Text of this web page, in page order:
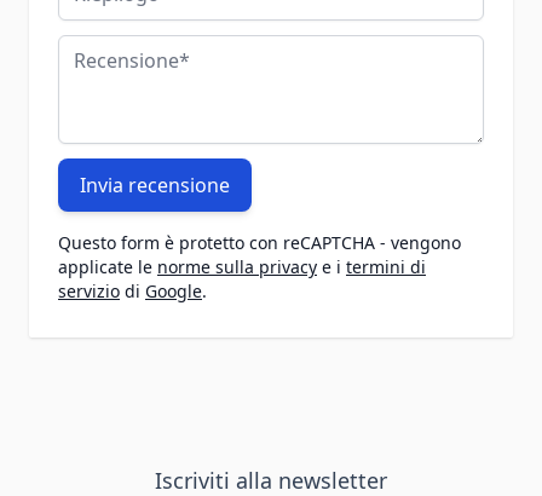
Recensione
Invia recensione
Questo form è protetto con reCAPTCHA - vengono
applicate le norme sulla privacy e i termini di
servizio di Google.
Iscriviti alla newsletter